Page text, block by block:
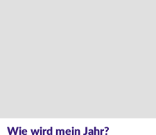
Wie wird mein Jahr?